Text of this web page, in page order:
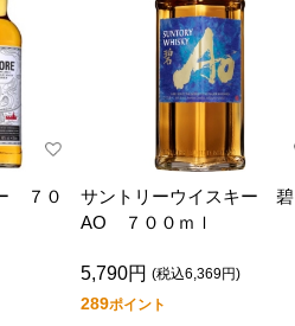
７０
サントリーウイスキー 碧
AO ７００ｍｌ
5,790円 (税込6,369円)
289ポイント